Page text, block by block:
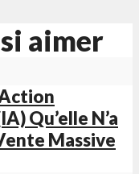
aimer
Qu’elle N’a
Massive